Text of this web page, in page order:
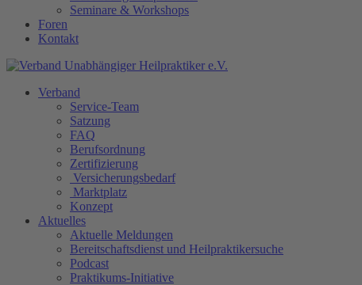
Seminare & Workshops
Foren
Kontakt
Verband
Service-Team
Satzung
FAQ
Berufsordnung
Zertifizierung
Versicherungsbedarf
Marktplatz
Konzept
Aktuelles
Aktuelle Meldungen
Bereitschaftsdienst und Heilpraktikersuche
Podcast
Praktikums-Initiative